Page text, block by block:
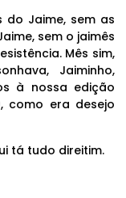
do Jaime, sem as
sem o jaimês
Mês sim,
Jaiminho,
à nossa edição
como era desejo
tá tudo direitim.